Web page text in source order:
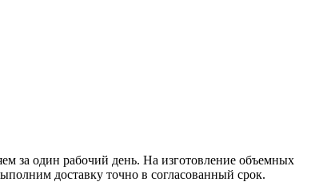
за один рабочий день. На изготовление объемных
доставку точно в согласованный срок.